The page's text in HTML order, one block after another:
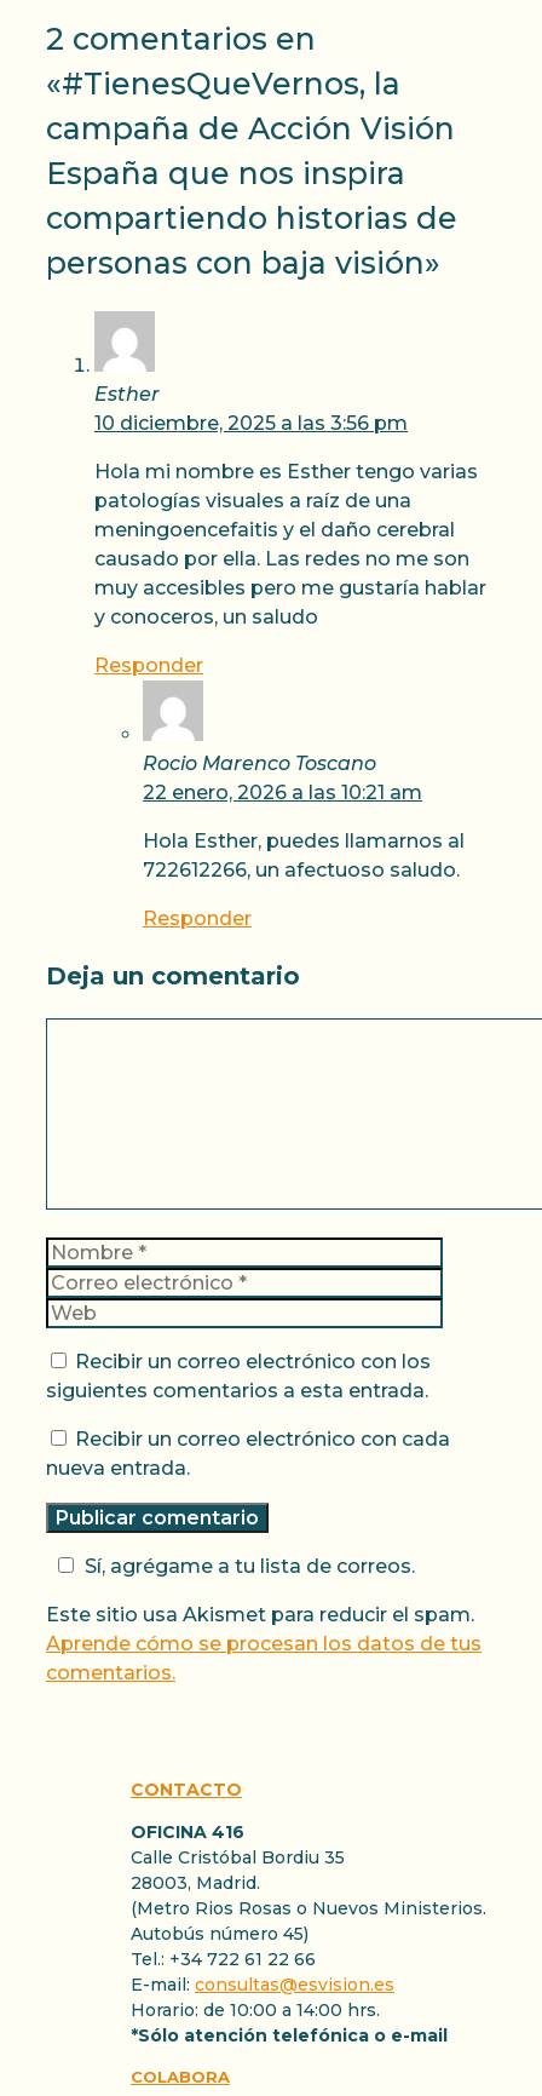
2 comentarios en
«#TienesQueVernos, la
campaña de Acción Visión
España que nos inspira
compartiendo historias de
personas con baja visión»
Esther
10 diciembre, 2025 a las 3:56 pm
Hola mi nombre es Esther tengo varias
patologías visuales a raíz de una
meningoencefaitis y el daño cerebral
causado por ella. Las redes no me son
muy accesibles pero me gustaría hablar
y conoceros, un saludo
Responder
Rocio Marenco Toscano
22 enero, 2026 a las 10:21 am
Hola Esther, puedes llamarnos al
722612266, un afectuoso saludo.
Responder
Deja un comentario
Nombre
Recibir un correo electrónico con los
siguientes comentarios a esta entrada.
Recibir un correo electrónico con cada
nueva entrada.
Sí, agrégame a tu lista de correos.
Este sitio usa Akismet para reducir el spam.
Aprende cómo se procesan los datos de tus
comentarios.
CONTACTO
OFICINA 416
Calle Cristóbal Bordiu 35
28003, Madrid.
(Metro Rios Rosas o Nuevos Ministerios.
Autobús número 45)
Tel.: +34 722 61 22 66
E-mail: consultas@esvision.es
Horario: de 10:00 a 14:00 hrs.
*Sólo atención telefónica o e-mail
COLABORA